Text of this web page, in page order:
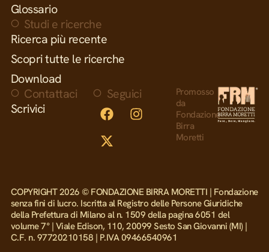
Glossario
Studi e ricerche
Ricerca più recente
Scopri tutte le ricerche
Download
Contattaci
Scrivici
Seguici
Promosso
da
Fondazione
Birra
Moretti
COPYRIGHT 2026 © FONDAZIONE BIRRA MORETTI | Fondazione
senza fini di lucro. Iscritta al Registro delle Persone Giuridiche
della Prefettura di Milano al n. 1509 della pagina 6051 del
volume 7° | Viale Edison, 110, 20099 Sesto San Giovanni (MI) |
C.F. n. 97720210158 | P.IVA 09466540961